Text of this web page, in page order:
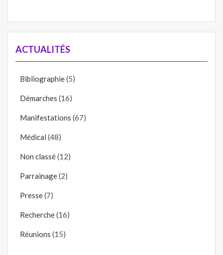
ACTUALITÉS
Bibliographie(5)
Démarches (16)
Manifestations (67)
Médical (48)
Non classé(12)
Parrainage(2)
Presse(7)
Recherche(16)
Réunions (15)